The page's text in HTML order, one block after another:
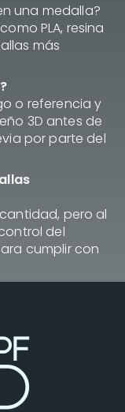
una medalla?
PLA, resina
más
o referencia y
3D antes de
por parte del
pero al
del
cumplir con